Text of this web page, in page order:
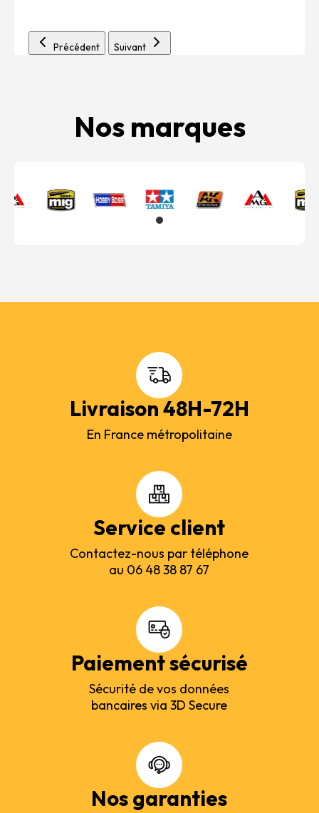
Précédent Suivant
Nos marques
Livraison 48H-72H
En France métropolitaine
Service client
Contactez-nous par téléphone
au 06 48 38 87 67
Paiement sécurisé
Sécurité de vos données
bancaires via 3D Secure
Nos garanties